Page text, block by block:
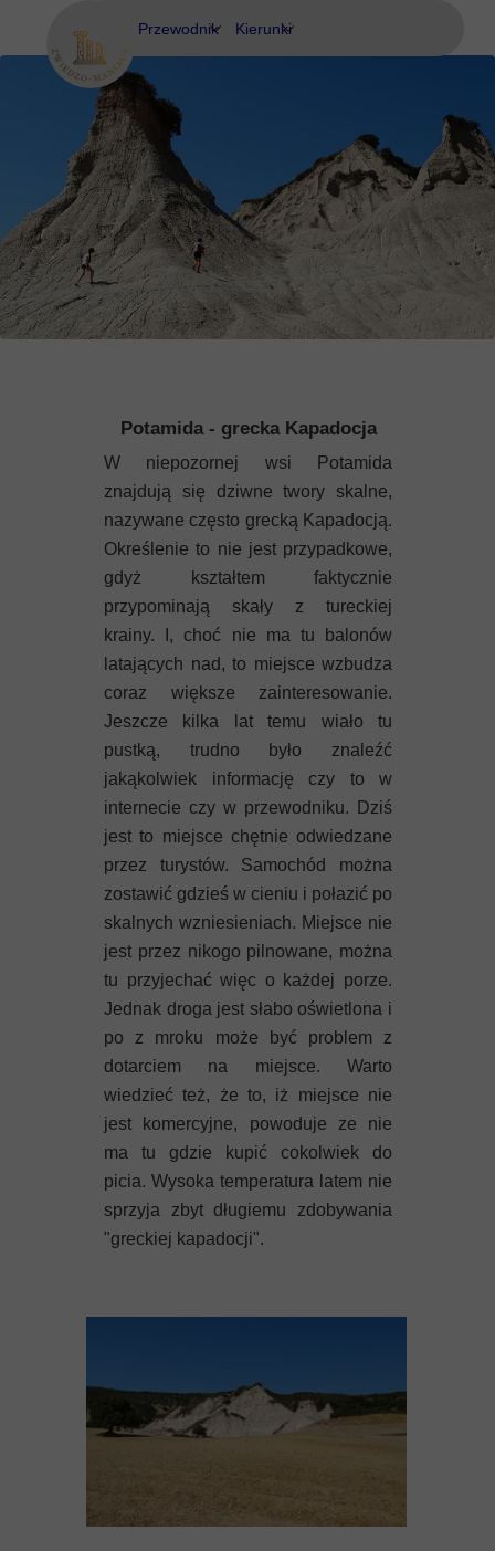
Przewodnik
Kos
Rodos
Kierunki
Eubea
Kalimnos
Korfu
Korynt
Mykeny
Nisyros
Rodos
Samos
Symi
Thasos
Lanzarote
Potamida - grecka Kapadocja
W niepozornej wsi Potamida
znajdują się dziwne twory skalne,
nazywane często grecką Kapadocją.
Określenie to nie jest przypadkowe,
gdyż kształtem faktycznie
przypominają skały z tureckiej
krainy. I, choć nie ma tu balonów
latających nad, to miejsce wzbudza
coraz większe zainteresowanie.
Jeszcze kilka lat temu wiało tu
pustką, trudno było znaleźć
jakąkolwiek informację czy to w
internecie czy w przewodniku. Dziś
jest to miejsce chętnie odwiedzane
przez turystów. Samochód można
zostawić gdzieś w cieniu i połazić po
skalnych wzniesieniach. Miejsce nie
jest przez nikogo pilnowane, można
tu przyjechać więc o każdej porze.
Jednak droga jest słabo oświetlona i
po z mroku może być problem z
dotarciem na miejsce. Warto
wiedzieć też, że to, iż miejsce nie
jest komercyjne, powoduje ze nie
ma tu gdzie kupić cokolwiek do
picia. Wysoka temperatura latem nie
sprzyja zbyt długiemu zdobywania
"greckiej kapadocji".